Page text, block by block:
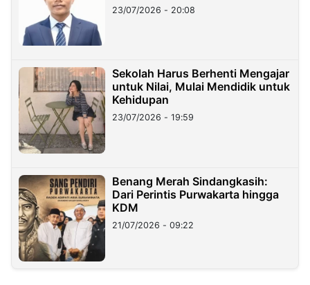
23/07/2026 - 20:08
Sekolah Harus Berhenti Mengajar
untuk Nilai, Mulai Mendidik untuk
Kehidupan
23/07/2026 - 19:59
Benang Merah Sindangkasih:
Dari Perintis Purwakarta hingga
KDM
21/07/2026 - 09:22